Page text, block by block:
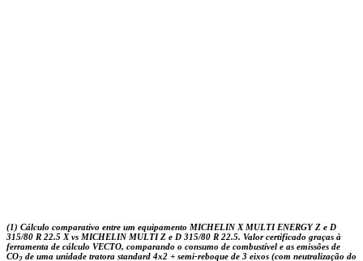
(1) Cálculo comparativo entre um equipamento MICHELIN X MULTI ENERGY Z e D
315/80 R 22.5 X vs MICHELIN MULTI Z e D 315/80 R 22.5. Valor certificado graças à
ferramenta de cálculo VECTO, comparando o consumo de combustível e as emissões de
CO
de uma unidade tratora standard 4x2 + semi-reboque de 3 eixos (com neutralização do